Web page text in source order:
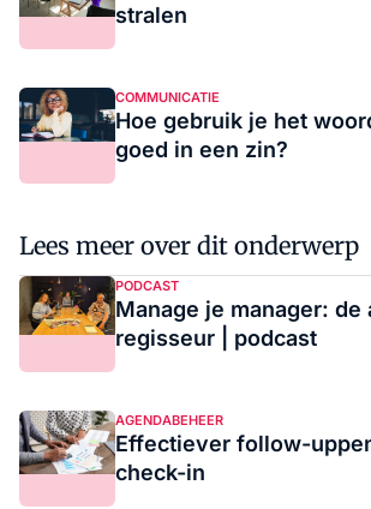
stralen
COMMUNICATIE
Hoe gebruik je het
goed in een zin?
Lees meer over dit onderwerp
PODCAST
Manage je manager: de
regisseur | podcast
AGENDABEHEER
Effectiever follow-
check-in